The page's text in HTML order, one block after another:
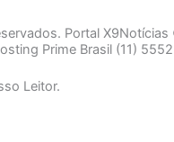
t
u
e
Portal
Prime Brasil (11)
Leitor.